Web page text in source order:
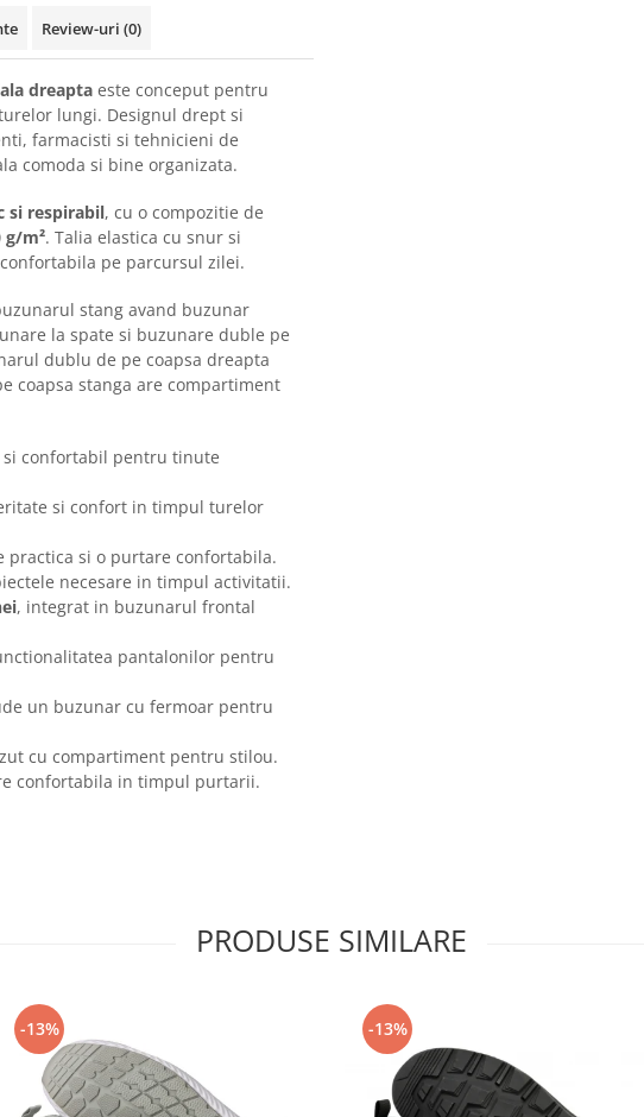
Review-uri (0)
dreapta este conceput pentru
lungi. Designul drept si
farmacisti si tehnicieni de
comoda si bine organizata.
si respirabil, cu o compozitie de
g/m². Talia elastica cu snur si
pe parcursul zilei.
stang avand buzunar
la spate si buzunare duble pe
dublu de pe coapsa dreapta
coapsa stanga are compartiment
confortabil pentru tinute
si confort in timpul turelor
practica si o purtare confortabila.
necesare in timpul activitatii.
, integrat in buzunarul frontal
pantalonilor pentru
un buzunar cu fermoar pentru
cu compartiment pentru stilou.
confortabila in timpul purtarii.
PRODUSE SIMILARE
-13% -13%